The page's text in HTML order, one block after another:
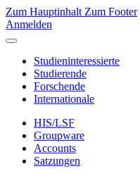
Zum Hauptinhalt Zum Footer
Anmelden
Studieninteressierte
Studierende
Forschende
Internationale
HIS/LSF
Groupware
Accounts
Satzungen